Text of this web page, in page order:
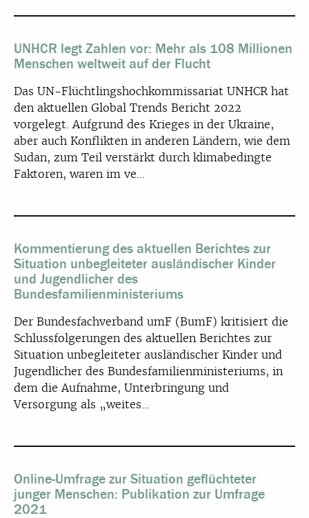
UNHCR legt Zahlen vor: Mehr als 108 Millionen
Menschen weltweit auf der Flucht
Das UN-Flüchtlingshochkommissariat UNHCR hat
den aktuellen Global Trends Bericht 2022
vorgelegt. Aufgrund des Krieges in der Ukraine,
aber auch Konflikten in anderen Ländern, wie dem
Sudan, zum Teil verstärkt durch klimabedingte
Faktoren, waren im ve...
Kommentierung des aktuellen Berichtes zur
Situation unbegleiteter ausländischer Kinder
und Jugendlicher des
Bundesfamilienministeriums
Der Bundesfachverband umF (BumF) kritisiert die
Schlussfolgerungen des aktuellen Berichtes zur
Situation unbegleiteter ausländischer Kinder und
Jugendlicher des Bundesfamilienministeriums, in
dem die Aufnahme, Unterbringung und
Versorgung als „weites...
Online-Umfrage zur Situation geflüchteter
junger Menschen: Publikation zur Umfrage
2021